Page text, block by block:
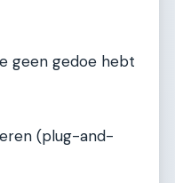
geen gedoe hebt
(plug-and-